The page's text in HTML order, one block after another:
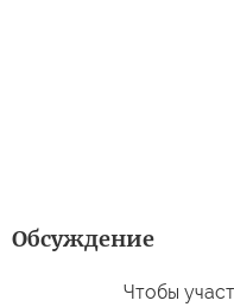
Обсуждение
Чтобы